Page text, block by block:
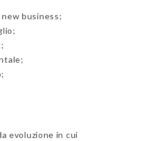
business;
evoluzione in cui